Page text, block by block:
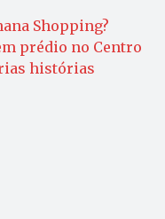
Shopping?
prédio no Centro
histórias